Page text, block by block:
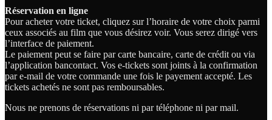
Réservation en ligne
Pour acheter votre ticket, cliquez sur l’horaire de votre choix parmi
ceux associés au film que vous désirez voir. Vous serez dirigé vers
l’interface de paiement.
Le paiement peut se faire par carte bancaire, carte de crédit ou via
l’application bancontact. Vos e-tickets sont joints à la confirmation
par e-mail de votre commande une fois le payement accepté. Les
tickets achetés ne sont pas remboursables.
Nous ne prenons de réservations ni par téléphone ni par mail.